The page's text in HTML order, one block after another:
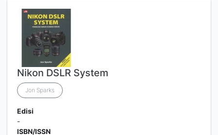
Nikon DSLR System
Jon Sparks
Edisi
-
ISBN/ISSN